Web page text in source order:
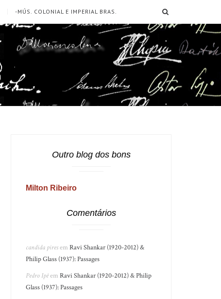
-MÚS. COLONIAL E IMPERIAL BRAS.
Outro blog dos bons
Milton Ribeiro
Comentários
candida piresemRavi Shankar (1920-2012) &
Philip Glass (1937): Passages
Pedro IpêemRavi Shankar (1920-2012) & Philip
Glass (1937): Passages